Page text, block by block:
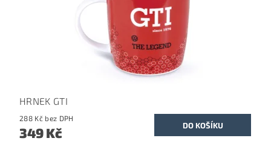
HRNEK GTI
288 Kč bez DPH
349 Kč